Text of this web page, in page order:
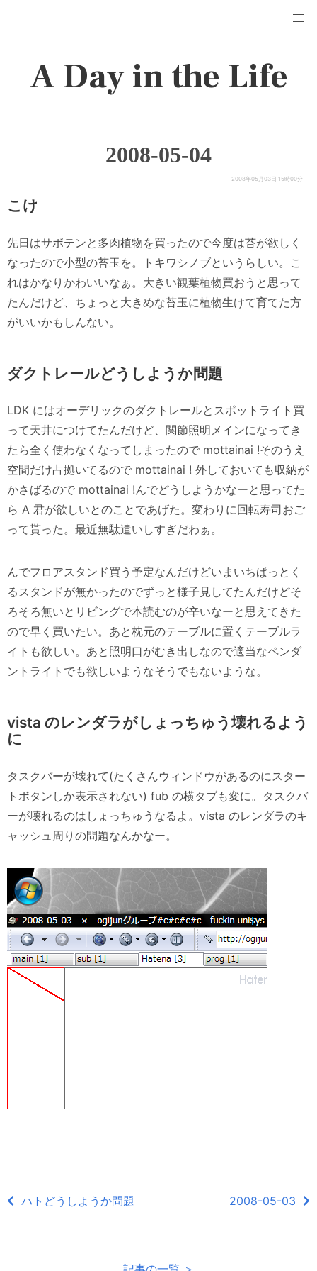
A Day in the Life
2008-05-04
2008年05月03日 15時00分
こけ
先日はサボテンと多肉植物を買ったので今度は苔が欲しく
なったので小型の苔玉を。トキワシノブというらしい。こ
れはかなりかわいいなぁ。大きい観葉植物買おうと思って
たんだけど、ちょっと大きめな苔玉に植物生けて育てた方
がいいかもしんない。
ダクトレールどうしようか問題
LDK にはオーデリックのダクトレールとスポットライト買
って天井につけてたんだけど、関節照明メインになってき
たら全く使わなくなってしまったので mottainai !そのうえ
空間だけ占拠いてるので mottainai ! 外しておいても収納が
かさばるので mottainai !んでどうしようかなーと思ってた
ら A 君が欲しいとのことであげた。変わりに回転寿司おご
って貰った。最近無駄遣いしすぎだわぁ。
んでフロアスタンド買う予定なんだけどいまいちぱっとく
るスタンドが無かったのでずっと様子見してたんだけどそ
ろそろ無いとリビングで本読むのが辛いなーと思えてきた
ので早く買いたい。あと枕元のテーブルに置くテーブルラ
イトも欲しい。あと照明口がむき出しなので適当なペンダ
ントライトでも欲しいようなそうでもないような。
vista のレンダラがしょっちゅう壊れるよう
に
タスクバーが壊れて(たくさんウィンドウがあるのにスター
トボタンしか表示されない) fub の横タブも変に。タスクバ
ーが壊れるのはしょっちゅうなるよ。vista のレンダラのキ
ャッシュ周りの問題なんかなー。
ハトどうしようか問題 2008-05-03